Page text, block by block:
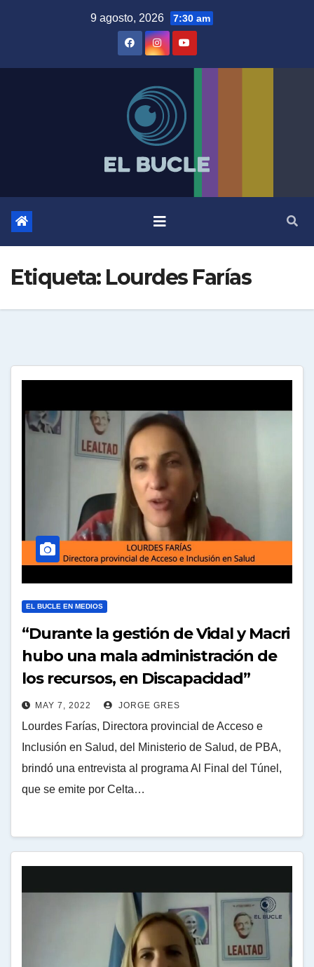
9 agosto, 2026 7:30 am
Etiqueta: Lourdes Farías
EL BUCLE EN MEDIOS
“Durante la gestión de Vidal y Macri
hubo una mala administración de
los recursos, en Discapacidad”
MAY 7, 2022 JORGE GRES
Lourdes Farías, Directora provincial de Acceso e
Inclusión en Salud, del Ministerio de Salud, de PBA,
brindó una entrevista al programa Al Final del Túnel,
que se emite por Celta…